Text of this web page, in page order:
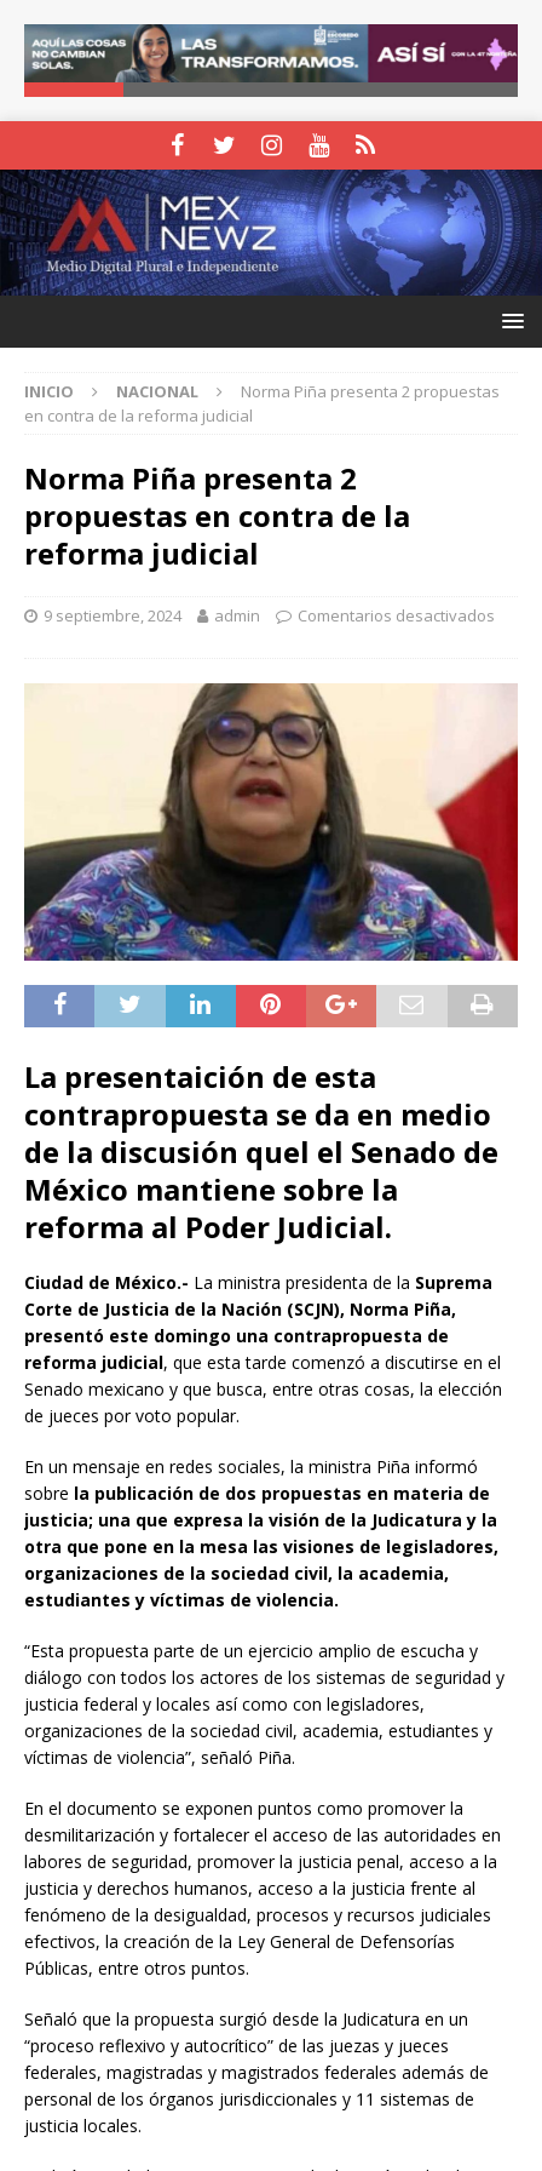
INICIO NACIONAL
Norma Piña presenta 2 propuestas
en contra de la reforma judicial
Norma Piña presenta 2
propuestas en contra de la
reforma judicial
9 septiembre, 2024 admin Comentarios desactivados
La presentaición de esta
contrapropuesta se da en medio
de la discusión quel el Senado de
México mantiene sobre la
reforma al Poder Judicial.
Ciudad de México.- La ministra presidenta de la Suprema
Corte de Justicia de la Nación (SCJN), Norma Piña,
presentó este domingo una contrapropuesta de
reforma judicial, que esta tarde comenzó a discutirse en el
Senado mexicano y que busca, entre otras cosas, la elección
de jueces por voto popular.
En un mensaje en redes sociales, la ministra Piña informó
sobre la publicación de dos propuestas en materia de
justicia; una que expresa la visión de la Judicatura y la
otra que pone en la mesa las visiones de legisladores,
organizaciones de la sociedad civil, la academia,
estudiantes y víctimas de violencia.
“Esta propuesta parte de un ejercicio amplio de escucha y
diálogo con todos los actores de los sistemas de seguridad y
justicia federal y locales así como con legisladores,
organizaciones de la sociedad civil, academia, estudiantes y
víctimas de violencia”, señaló Piña.
En el documento se exponen puntos como promover la
desmilitarización y fortalecer el acceso de las autoridades en
labores de seguridad, promover la justicia penal, acceso a la
justicia y derechos humanos, acceso a la justicia frente al
fenómeno de la desigualdad, procesos y recursos judiciales
efectivos, la creación de la Ley General de Defensorías
Públicas, entre otros puntos.
Señaló que la propuesta surgió desde la Judicatura en un
“proceso reflexivo y autocrítico” de las juezas y jueces
federales, magistradas y magistrados federales además de
personal de los órganos jurisdiccionales y 11 sistemas de
justicia locales.